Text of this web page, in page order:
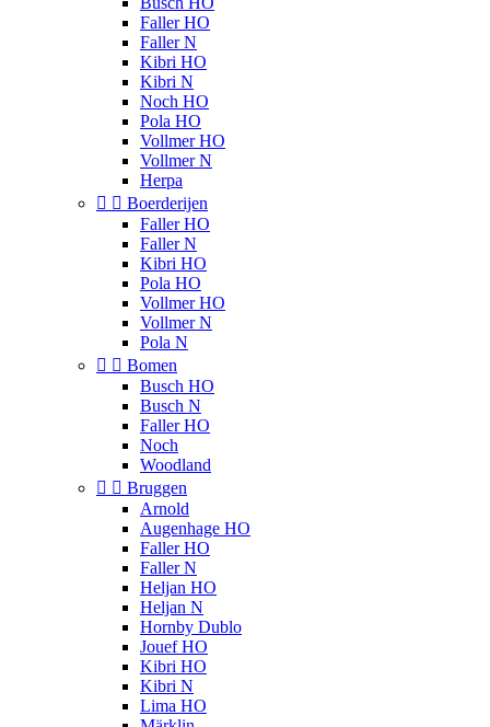
Faller HO
Faller N
Kibri HO
Kibri N
Noch HO
Pola HO
Vollmer HO
Vollmer N
Herpa
  Boerderijen
Faller HO
Faller N
Kibri HO
Pola HO
Vollmer HO
Vollmer N
Pola N
  Bomen
Busch HO
Busch N
Faller HO
Noch
Woodland
  Bruggen
Arnold
Augenhage HO
Faller HO
Faller N
Heljan HO
Heljan N
Hornby Dublo
Jouef HO
Kibri HO
Kibri N
Lima HO